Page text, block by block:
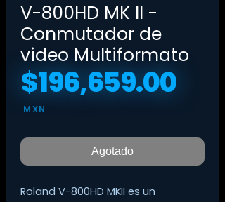
V-800HD MK II -
Conmutador de
video Multiformato
$196,659.00
MXN
Agotado
Roland V-800HD MKII es un